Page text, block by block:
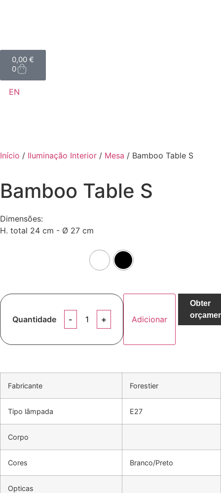
0,00 €
0
EN
Início / Iluminação Interior / Mesa / Bamboo Table S
Bamboo Table S
Dimensões:
H. total 24 cm - Ø 27 cm
Quantidade Adicionar
Obter
Fabricante Forestier
Tipo lâmpada E27
Corpo
Cores Branco/Preto
Opticas